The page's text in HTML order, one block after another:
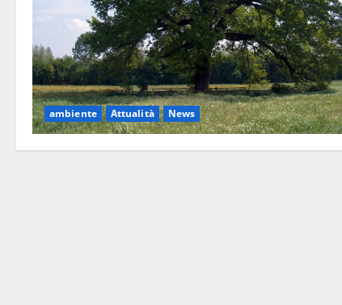
ambiente Attualità News